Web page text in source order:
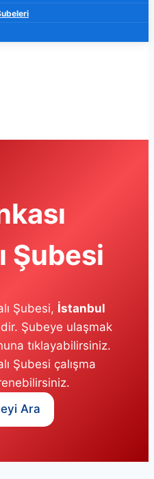
Şubesi
Şubesi, İstanbul
Şubeye ulaşmak
tıklayabilirsiniz.
Şubesi çalışma
Ara